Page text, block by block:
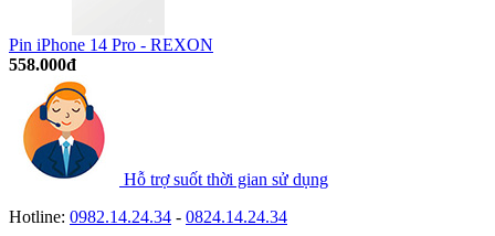
Pin iPhone 14 Pro - REXON
558.000đ
Hỗ trợ suốt thời gian sử dụng
Hotline: 0982.14.24.34 - 0824.14.24.34